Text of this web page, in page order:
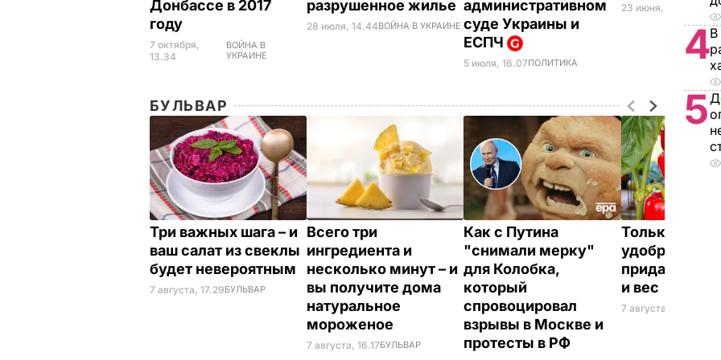
Донбассе в 2017
году
7 октября,
13.34
ВОЙНА В
УКРАИНЕ
разрушенное жилье
28 июля, 14.44ВОЙНА В УКРАИНЕ
административном
суде Украины и
ЕСПЧ
5 июля, 16.07ПОЛИТИКА
23 июня, 21.23
БУЛЬВАР
Три важных шага – и
ваш салат из свеклы
будет невероятным
7 августа, 17.29БУЛЬВАР
Всего три
ингредиента и
несколько минут – и
вы получите дома
натуральное
мороженое
7 августа, 16.17БУЛЬВАР
Как с Путина
"снимали мерку"
для Колобка,
который
спровоцировал
взрывы в Москве и
протесты в РФ
Только такие
удобрения в
придадут
и вес
7 августа, 15.24
4В
5